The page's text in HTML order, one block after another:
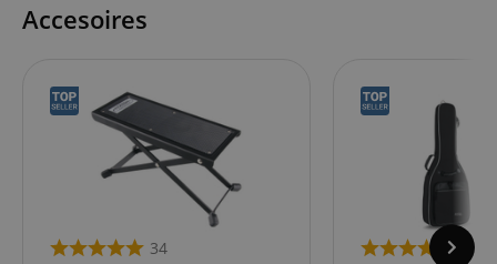
Accesoires
34
43